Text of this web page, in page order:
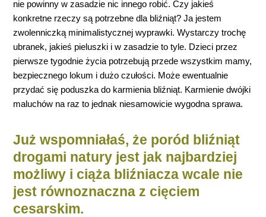
nie powinny w zasadzie nic innego robić. Czy jakieś
konkretne rzeczy są potrzebne dla bliźniąt? Ja jestem
zwolenniczką minimalistycznej wyprawki. Wystarczy trochę
ubranek, jakieś pieluszki i w zasadzie to tyle. Dzieci przez
pierwsze tygodnie życia potrzebują przede wszystkim mamy,
bezpiecznego lokum i dużo czułości. Może ewentualnie
przydać się poduszka do karmienia bliźniąt. Karmienie dwójki
maluchów na raz to jednak niesamowicie wygodna sprawa.
Już wspomniałaś, że poród bliźniąt
drogami natury jest jak najbardziej
możliwy i ciąża bliźniacza wcale nie
jest równoznaczna z cięciem
cesarskim.